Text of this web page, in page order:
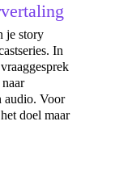
je story
In
audio. Voor
doel maar